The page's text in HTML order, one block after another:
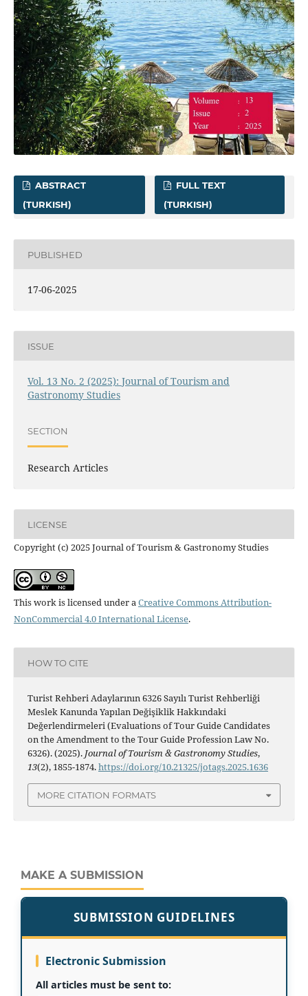
ABSTRACT
(TURKISH)
FULL TEXT
(TURKISH)
PUBLISHED
17-06-2025
ISSUE
Vol. 13 No. 2 (2025): Journal of Tourism and
Gastronomy Studies
SECTION
Research Articles
LICENSE
Copyright (c) 2025 Journal of Tourism & Gastronomy Studies
This work is licensed under aCreative Commons Attribution-
NonCommercial 4.0 International License.
HOW TO CITE
Turist Rehberi Adaylarının 6326 Sayılı Turist Rehberliği
Meslek Kanunda Yapılan Değişiklik Hakkındaki
Değerlendirmeleri (Evaluations of Tour Guide Candidates
on the Amendment to the Tour Guide Profession Law No.
6326). (2025). Journal of Tourism & Gastronomy Studies,
13(2), 1855-1874.https://doi.org/10.21325/jotags.2025.1636
MORE CITATION FORMATS
MAKE A SUBMISSION
SUBMISSION GUIDELINES
Electronic Submission
All articles must be sent to: